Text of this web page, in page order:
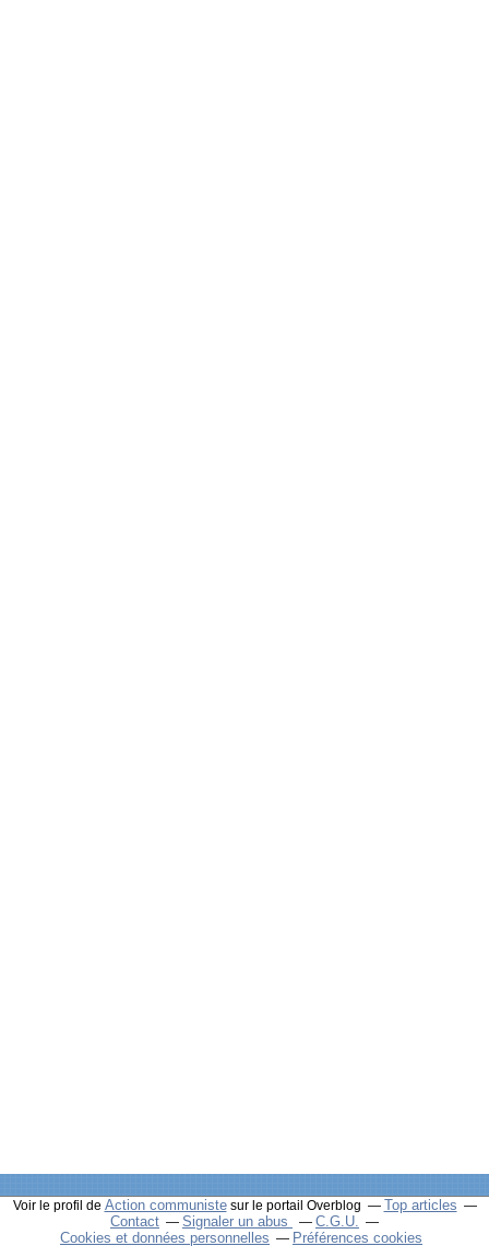
Voir le profil de Action communistesur le portail Overblog
Top articles
Contact
Signaler un abus
C.G.U.
Cookies et données personnelles
Préférences cookies